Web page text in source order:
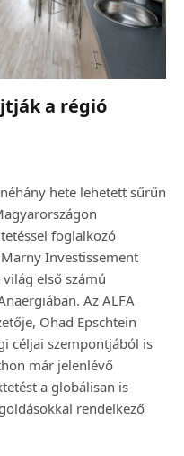
a régió
hete lehetett sűrűn
foglalkozó
Investissement
első számú
Az ALFA
Ohad Epschtein
céljai szempontjából is
már jelenlévő
a globálisan is
rendelkező